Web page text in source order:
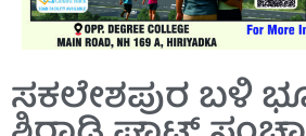
ಸಕಲೇಶಪುರ ಬಳಿ